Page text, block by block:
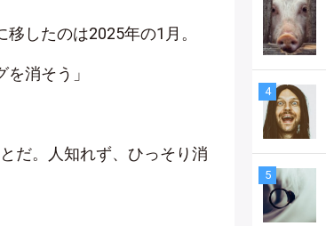
したのは2025年の1月。
消そう」
だ。人知れず、ひっそり消
4
5